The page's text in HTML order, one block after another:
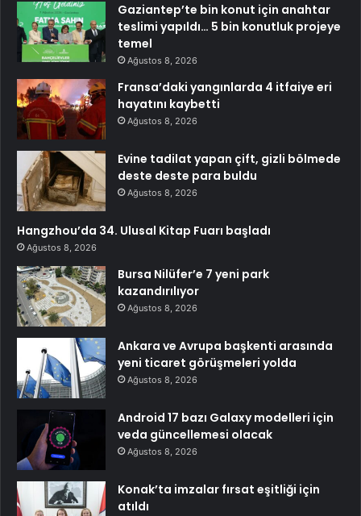
Gaziantep’te bin konut için anahtar
teslimi yapıldı… 5 bin konutluk projeye
temel
Ağustos 8, 2026
Fransa’daki yangınlarda 4 itfaiye eri
hayatını kaybetti
Ağustos 8, 2026
Evine tadilat yapan çift, gizli bölmede
deste deste para buldu
Ağustos 8, 2026
Hangzhou’da 34. Ulusal Kitap Fuarı başladı
Ağustos 8, 2026
Bursa Nilüfer’e 7 yeni park
kazandırılıyor
Ağustos 8, 2026
Ankara ve Avrupa başkenti arasında
yeni ticaret görüşmeleri yolda
Ağustos 8, 2026
Android 17 bazı Galaxy modelleri için
veda güncellemesi olacak
Ağustos 8, 2026
Konak’ta imzalar fırsat eşitliği için
atıldı